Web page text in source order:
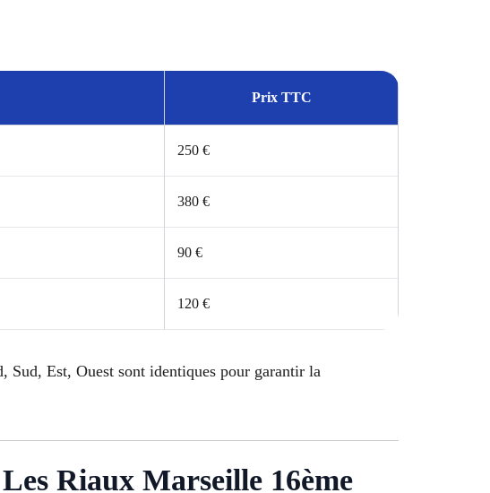
Prix TTC
250 €
380 €
90 €
120 €
Sud, Est, Ouest sont identiques pour garantir la
Riaux Marseille 16ème